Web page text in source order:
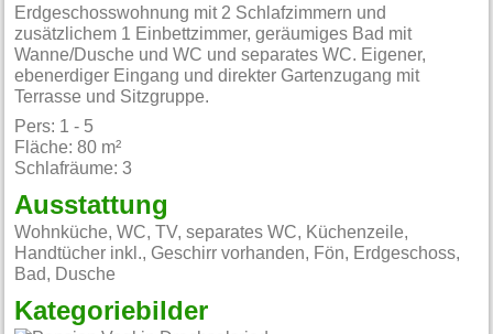
Erdgeschosswohnung mit 2 Schlafzimmern und
zusätzlichem 1 Einbettzimmer, geräumiges Bad mit
Wanne/Dusche und WC und separates WC. Eigener,
ebenerdiger Eingang und direkter Gartenzugang mit
Terrasse und Sitzgruppe.
Pers: 1 - 5
Fläche: 80 m²
Schlafräume: 3
Ausstattung
Wohnküche, WC, TV, separates WC, Küchenzeile,
Handtücher inkl., Geschirr vorhanden, Fön, Erdgeschoss,
Bad, Dusche
Kategoriebilder